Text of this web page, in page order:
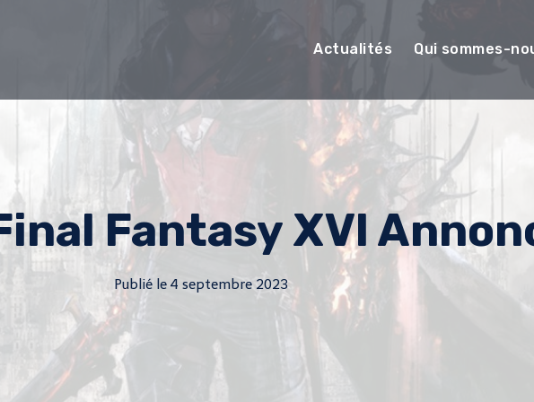
Actualités Qui sommes-
Fantasy XVI
Publié le 4 septembre 2023